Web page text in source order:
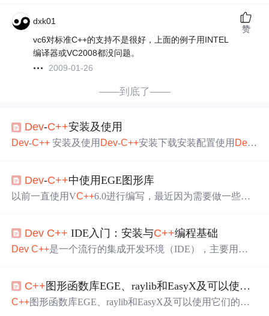
dxk01
vc6对标准C++的支持不是很好，上面的例子用INTEL
编译器或VC2008都没问题。
2009-01-26
赞
——到底了——
Dev-C++安装及使用
Dev-C++ 安装及使用 Dev-C++安装下载安装配置使用 Dev-
该复习一下C语言了！此系列博文为了给自己记录一下复
习过程…Dev-C++ C语言的编译器其实也有不少，VC++
DE，内嵌 GCC 编译器（GCC 编译器的 Windows 移植
版）
Dev-C++中使用EGE图形库
以前一直使用VC++6.0进行编写，最近因为需要做一些简
了
Dev-C++这个集中开发环境，总体来是的确非常适合初
学者。简洁用好，就是没有代码自动提示比较
遗憾一些。
Dev C++ IDE入门：安装与C++编程基础
Dev C++是一个流行的集成开发环境（IDE），主要用于C
性两方面介绍Dev C++，为读者提供一个全面的认识。De
v C++提供了一系列基础的开发工具，包括源代码编辑
C++图形函数库EGE、raylib和EasyX及可以使用的开发工具小龙
C++图形函数库EGE、raylib和EasyX及可以使用它们的开